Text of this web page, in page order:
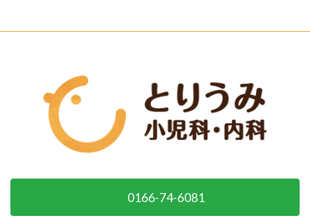
0166-74-6081